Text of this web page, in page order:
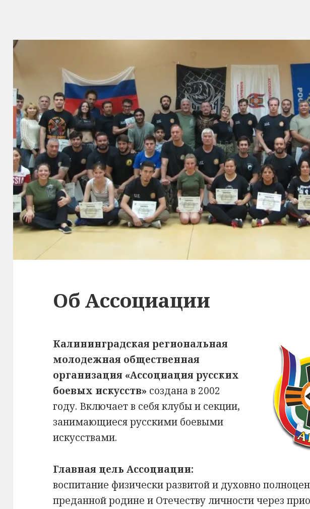
Об Ассоциации
Калининградская региональная
молодежная общественная
организация «Ассоциация русских
боевых искусств» создана в 2002
году. Включает в себя клубы и секции,
занимающиеся русскими боевыми
искусствами.
Главная цель Ассоциации:
воспитание физически развитой и духовно
преданной родине и Отечеству личности через